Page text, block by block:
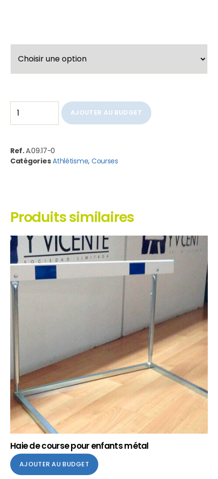
AJOUTER AU BUDGET
Ref.A.09.17-0
CatégoriesAthlétisme, Courses
Produits similaires
Haie de course pour enfants métal
AJOUTER AU BUDGET